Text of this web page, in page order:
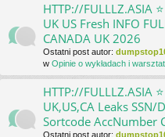
HTTP://FULLLZ.ASIA
UK US Fresh INFO
CANADA UK 2026
Ostatni post autor:
w Opinie o wykładach i
HTTP://FULLLZ.ASIA
UK,US,CA Leaks
Sortcode AccNumber
Ostatni post autor: